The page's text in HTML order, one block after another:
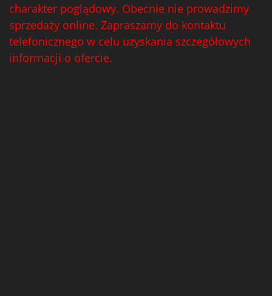
charakter poglądowy. Obecnie nie prowadzimy
sprzedaży online. Zapraszamy do kontaktu
telefonicznego w celu uzyskania szczegółowych
informacji o ofercie.